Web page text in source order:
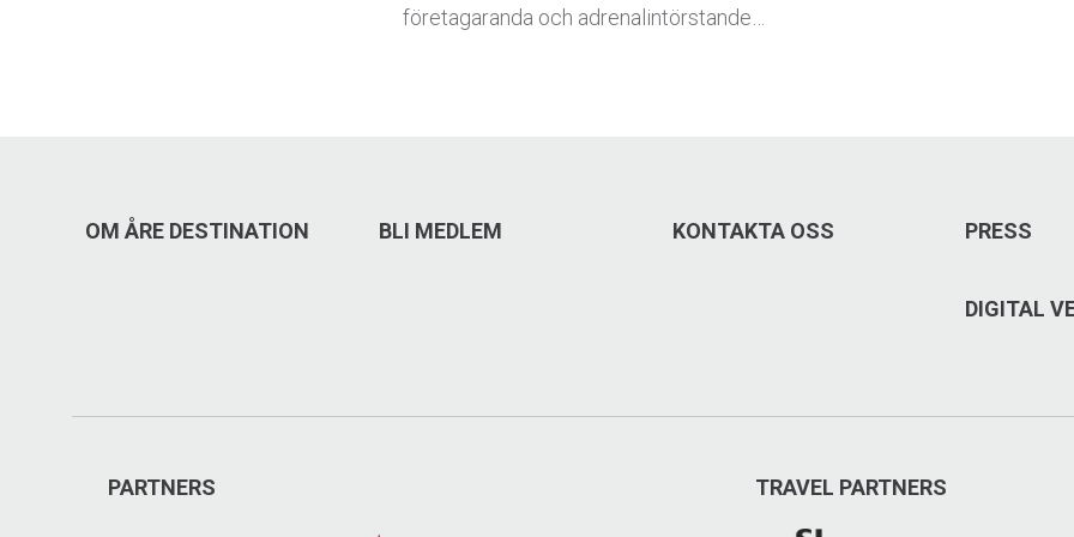
företagaranda och adrenalintörstande…
OM ÅRE DESTINATION BLI MEDLEM KONTAKTA OSS PRESS
DIGITAL
PARTNERS TRAVEL PARTNERS